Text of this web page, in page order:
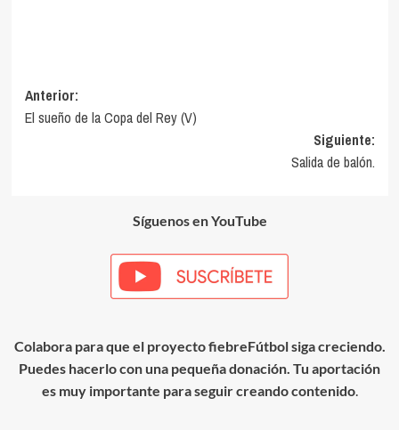
Navegación
de
Anterior:
El sueño de la Copa del Rey (V)
Siguiente:
Salida de balón.
Síguenos en YouTube
Colabora para que el proyecto fiebreFútbol siga creciendo.
Puedes hacerlo con una pequeña donación. Tu aportación
es muy importante para seguir creando contenido.